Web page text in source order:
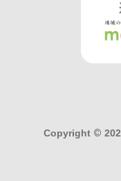
Copyright ©